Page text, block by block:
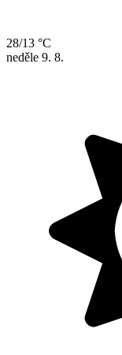
28/13 °C
neděle 9. 8.